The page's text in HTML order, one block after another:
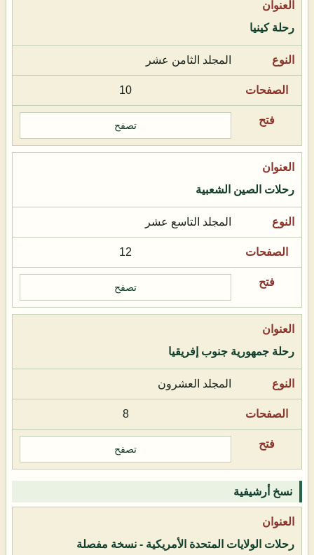
رحلة كينيا
المجلد الثامن عشر
10
تصفح
رحلات الصين الشعبية
المجلد التاسع عشر
12
تصفح
رحلة جمهورية جنوب إفريقيا
المجلد العشرون
8
تصفح
نسخ أرشيفية
رحلات الولايات المتحدة الأمريكية - نسخة مفصلة